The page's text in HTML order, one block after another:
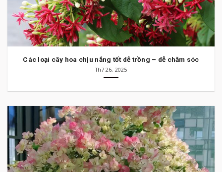
Các loại cây hoa chịu nắng tốt dễ trồng – dễ chăm sóc
Th7 26, 2025